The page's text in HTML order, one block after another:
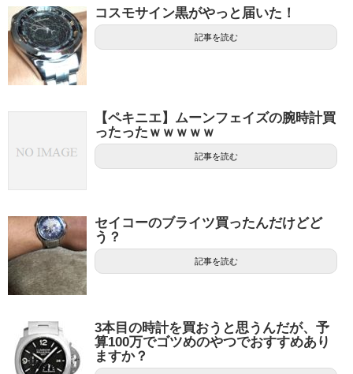
コスモサイン黒がやっと届いた！
記事を読む
【ペキニエ】ムーンフェイズの腕時計買
ったったｗｗｗｗｗ
記事を読む
セイコーのブライツ買ったんだけどど
う？
記事を読む
3本目の時計を買おうと思うんだが、予
算100万でゴツめのやつでおすすめあり
ますか？